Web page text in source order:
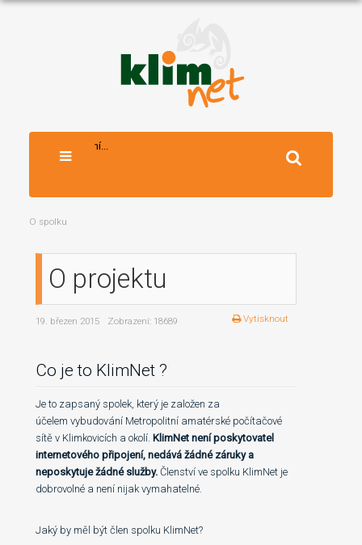
Vyhledávání...
O spolku
O projektu
19. březen 2015 Zobrazení: 18689 Vytisknout
Co je to KlimNet ?
Je to zapsaný spolek, který je založen za
účelem vybudování Metropolitní amatérské počítačové
sítě v Klimkovicích a okolí. KlimNet není poskytovatel
internetového připojení, nedává žádné záruky a
neposkytuje žádné služby. Členství ve spolku KlimNet je
dobrovolné a není nijak vymahatelné.
Jaký by měl být člen spolku KlimNet?